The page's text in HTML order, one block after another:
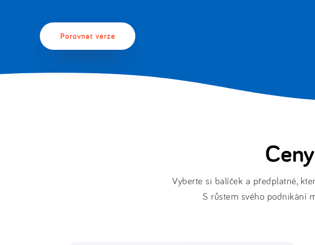
Porovnat verze
Vyberte si balíček a předplatné,
S růstem svého podnikání